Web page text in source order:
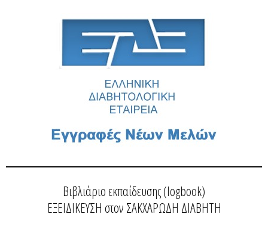
Βιβλιάριο εκπαίδευσης (logbook)
ΕΞΕΙΔΙΚΕΥΣΗ στον ΣΑΚΧΑΡΩΔΗ ΔΙΑΒΗΤΗ